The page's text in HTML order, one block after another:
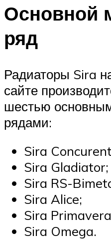
Основной
ряд
Радиаторы Sira
сайте
шестью
рядами:
Sira
Sira Gladiator;
Sira RS-
Sira Alice;
Sira
Sira Omega.